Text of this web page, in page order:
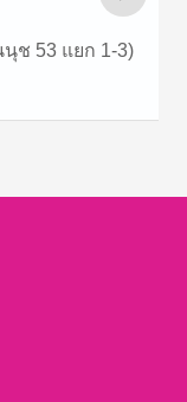
ช 53 แยก 1-3)